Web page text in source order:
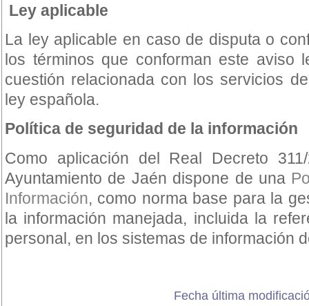
Ley aplicable
La ley aplicable en caso de disputa o
los términos que conforman este aviso
cuestión relacionada con los servicios
ley española.
Política de seguridad de la información
Como aplicación del Real Decreto
Ayuntamiento de Jaén dispone de una
Información, como norma base para la
la información manejada, incluida la
personal, en los sistemas de información
Fecha última